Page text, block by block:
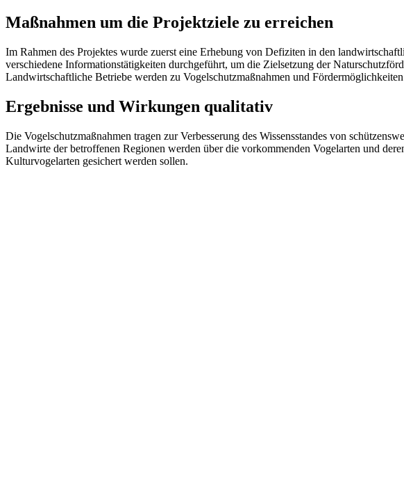
Maßnahmen um die Projektziele zu erreichen
Im Rahmen des Projektes wurde zuerst eine Erhebung von Defiziten in den
verschiedene Informationstätigkeiten durchgeführt, um die Zielsetzung der
Landwirtschaftliche Betriebe werden zu Vogelschutzmaßnahmen und Fördermöglichkeiten
Ergebnisse und Wirkungen qualitativ
Die Vogelschutzmaßnahmen tragen zur Verbesserung des Wissensstandes von
Landwirte der betroffenen Regionen werden über die vorkommenden Vogelarten und
Kulturvogelarten gesichert werden sollen.